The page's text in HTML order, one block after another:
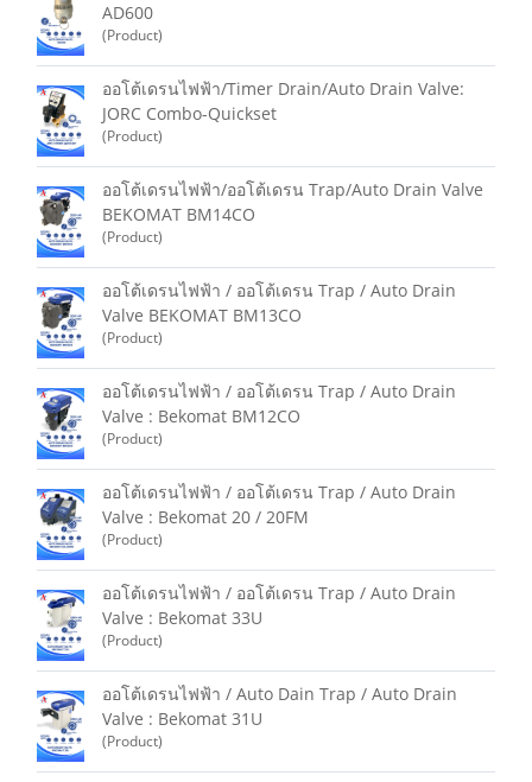
AD600
(Product)
ออโต้เดรนไฟฟ้า/Timer Drain/Auto Drain Valve:
JORC Combo-Quickset
(Product)
ออโต้เดรนไฟฟ้า/ออโต้เดรน Trap/Auto Drain Valve
BEKOMAT BM14CO
(Product)
ออโต้เดรนไฟฟ้า / ออโต้เดรน Trap / Auto Drain
Valve BEKOMAT BM13CO
(Product)
ออโต้เดรนไฟฟ้า / ออโต้เดรน Trap / Auto Drain
Valve : Bekomat BM12CO
(Product)
ออโต้เดรนไฟฟ้า / ออโต้เดรน Trap / Auto Drain
Valve : Bekomat 20 / 20FM
(Product)
ออโต้เดรนไฟฟ้า / ออโต้เดรน Trap / Auto Drain
Valve : Bekomat 33U
(Product)
ออโต้เดรนไฟฟ้า / Auto Dain Trap / Auto Drain
Valve : Bekomat 31U
(Product)